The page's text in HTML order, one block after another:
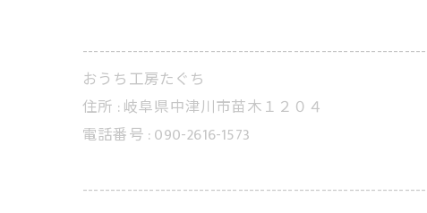
おうち工房たぐち
住所 : 岐阜県中津川市苗木１２０４
電話番号 : 090-2616-1573